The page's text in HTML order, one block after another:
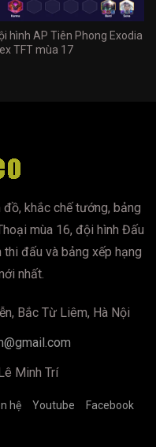
hình AP Tiên Phong Exodia
TFT mùa 17
khắc chế tướng, bảng
mùa 16, đội hình Đấu
đấu và bảng xếp hạng
nhất.
Bắc Từ Liêm, Hà Nội
Minh Trí
hệ Youtube Facebook